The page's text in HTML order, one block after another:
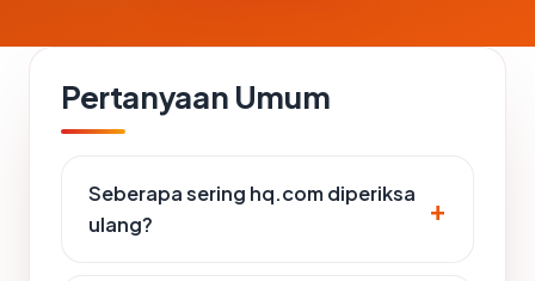
Pertanyaan Umum
Seberapa sering hq.com diperiksa
ulang?